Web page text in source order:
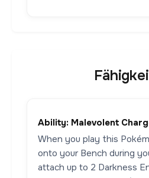
Ability: Malevolent
When you play this
onto your Bench during
attach up to 2 Darkness